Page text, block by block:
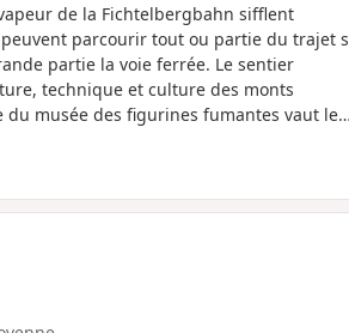
de la Fichtelbergbahn sifflent
parcourir tout ou partie du trajet
partie la voie ferrée. Le sentier
technique et culture des monts
musée des figurines fumantes vaut le
à vapeur accompagnent la
À Neudorf, les randonneurs peuvent
traditionnel ainsi que l'original
refuges et des vues panoramiques
d'Oberwiesenthal, qui offre des
retour peut se faire confortablement en